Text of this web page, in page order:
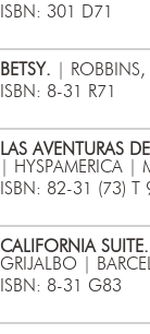
ISBN: 301 D71
BETSY. |
ISBN: 8-31 R71
LAS AVENTURAS
| HYSPAMERICA |
ISBN: 82-31 (73) T
CALIFORNIA SUITE.
GRIJALBO |
ISBN: 8-31 G83